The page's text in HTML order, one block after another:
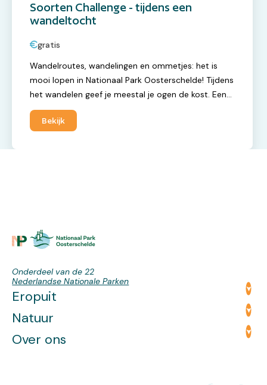
Soorten Challenge - tijdens een
wandeltocht
gratis
Wandelroutes, wandelingen en ommetjes: het is
mooi lopen in Nationaal Park Oosterschelde! Tijdens
het wandelen geef je meestal je ogen de kost. Een
vlinder fladdert net voor je voeten weg. Luid
kwettert er een vogel. De geur van bloemen in je
Soorten Challenge die van 9 tot en met 31 mei
wordt gehouden in alle 21 Nationaal Parken van
Nederland. Meer weten over de Soorten
Challenge? Klik dan HIER.
Bekijk
Onderdeel van de 22
Nederlandse Nationale Parken
Eropuit
Natuur
Over ons